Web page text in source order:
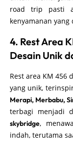
road trip pasti
kenyamanan yang
4. Rest Area
Desain Unik
Rest area KM 456
yang unik,
Merapi, Merbabu,
terbagi menjadi
skybridge,
indah, terutama